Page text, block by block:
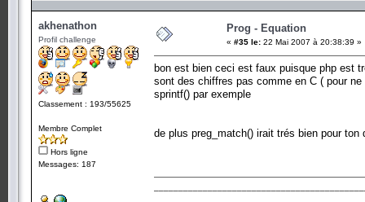
akhenathon
Profil challenge
Classement : 193/55625
Membre Complet
Hors ligne
Messages: 187
Prog - Equation
« #35 le: 22 Mai 2007 à 20:38:39 »
bon est bien ceci est faux puisque php est
sont des chiffres pas comme en C ( pour
sprintf() par exemple
de plus preg_match() irait trés bien pour